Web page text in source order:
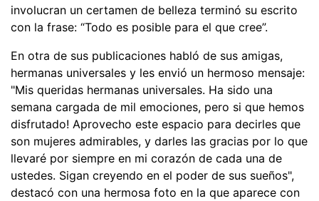
involucran un certamen de belleza terminó su escrito
con la frase: “Todo es posible para el que cree”.
En otra de sus publicaciones habló de sus amigas,
hermanas universales y les envió un hermoso mensaje:
"Mis queridas hermanas universales. Ha sido una
semana cargada de mil emociones, pero si que hemos
disfrutado! Aprovecho este espacio para decirles que
son mujeres admirables, y darles las gracias por lo que
llevaré por siempre en mi corazón de cada una de
ustedes. Sigan creyendo en el poder de sus sueños",
destacó con una hermosa foto en la que aparece con